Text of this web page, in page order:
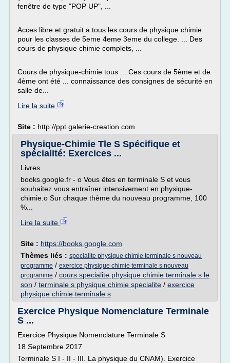
fenêtre de type "POP UP", ...
Acces libre et gratuit a tous les cours de physique chimie
pour les classes de 5eme 4eme 3eme du college. ... Des
cours de physique chimie complets, ...
Cours de physique-chimie tous ... Ces cours de 5ème et de
4ème ont été ... connaissance des consignes de sécurité en
salle de...
Lire la suite
Site : http://ppt.galerie-creation.com
Physique-Chimie Tle S Spécifique et
spécialité: Exercices ...
Livres
books.google.fr - o Vous êtes en terminale S et vous
souhaitez vous entraîner intensivement en physique-
chimie.o Sur chaque thème du nouveau programme, 100
%...
Lire la suite
Site : https://books.google.com
Thèmes liés : specialite physique chimie terminale s nouveau
programme / exercice physique chimie terminale s nouveau
programme / cours specialite physique chimie terminale s le
son / terminale s physique chimie specialite / exercice
physique chimie terminale s
Exercice Physique Nomenclature Terminale
S ...
Exercice Physique Nomenclature Terminale S
18 Septembre 2017
Terminale S I - II - III. La physique du CNAM). Exercice